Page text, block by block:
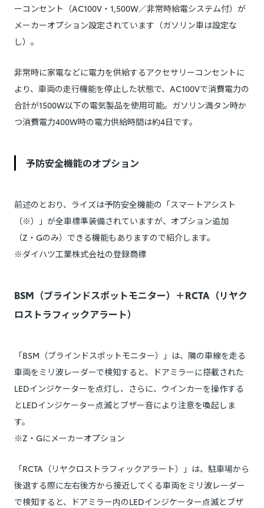
ーコンセント（AC100V・1,500W／非常時給電システム付）が
メーカーオプション設定されています（ガソリン車は設定な
し）。
非常時に家電などに電力を供給するアクセサリーコンセントに
より、車両の走行機能を停止した状態で、AC100Vで消費電力の
合計が1500W以下の電気製品を使用可能。ガソリン満タン時か
つ消費電力400W時の電力供給時間は約4日です。
予防安全機能のオプション
前述のとおり、ライズは予防安全機能の「スマートアシスト
（※）」が全車標準装備されていますが、オプション追加
（Z・Gのみ）できる機能もありますので紹介します。
※ダイハツ工業株式会社の登録商標
BSM（ブラインドスポットモニター）＋RCTA（リヤク
ロストラフィックアラート）
「BSM（ブラインドスポットモニター）」は、隣の車線を走る
車両をミリ波レーダーで検知すると、ドアミラーに搭載された
LEDインジケーターを点灯し、さらに、ウインカーを操作する
とLEDインジケーター点滅とブザー音により注意を喚起しま
す。
※Z・Gにメーカーオプション
「RCTA（リヤクロストラフィックアラート）」は、駐車場から
後退する際に左右後方から接近してくる車両をミリ波レーダー
で検知すると、ドアミラー内のLEDインジケーター点滅とブザ